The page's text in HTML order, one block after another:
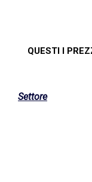
QUESTI I
Settore